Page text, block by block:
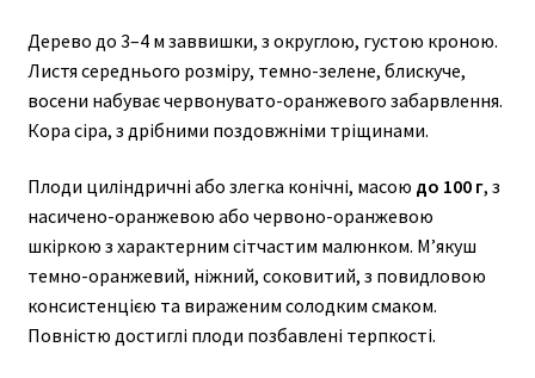
Дерево до 3–4 м заввишки, з округлою, густою кроною.
Листя середнього розміру, темно-зелене, блискуче,
восени набуває червонувато-оранжевого забарвлення.
Кора сіра, з дрібними поздовжніми тріщинами.
Плоди циліндричні або злегка конічні, масою до 100 г, з
насичено-оранжевою або червоно-оранжевою
шкіркою з характерним сітчастим малюнком. М’якуш
темно-оранжевий, ніжний, соковитий, з повидловою
консистенцією та вираженим солодким смаком.
Повністю достиглі плоди позбавлені терпкості.